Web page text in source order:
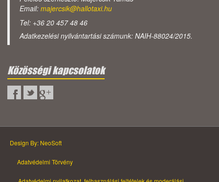
Email: majercsik@hallotaxi.hu
Tel: +36 20 457 48 46
Adatkezelési nyilvántartási számunk: NAIH-88024/2015.
Közösségi kapcsolatok
Design By: NeoSoft
Adatvédelmi Törvény